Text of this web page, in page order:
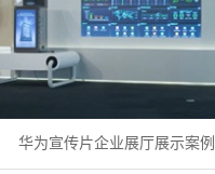
华为宣传片企业展厅展示案例